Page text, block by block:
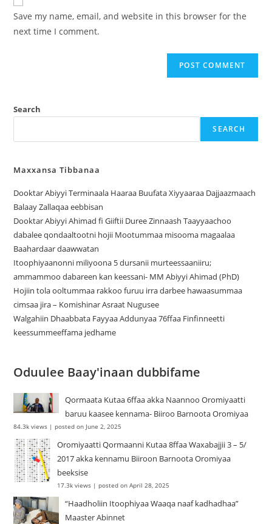
Save my name, email, and website in this browser for the
next time I comment.
Search
SEARCH
Maxxansa Tibbanaa
Dooktar Abiyyi Terminaala Haaraa Buufata Xiyyaaraa Dajjaazmaach
Balaay Zallaqaa eebbisan
Dooktar Abiyyi Ahimad fi Giiftii Duree Zinnaash Taayyaachoo
dabalee qondaaltootni hojii Mootummaa misooma magaalaa
Baahardaar daawwatan
Itoophiyaanonni miliyoona 5 dursanii murteessaaniiru;
ammammoo dabareen kan keessani- MM Abiyyi Ahimad (PhD)
Hojiin tola ooltummaa rakkoo furuu irra darbee hawaasummaa
cimsaa jira – Komishinar Asraat Nugusee
Walgahiin Dhaabbata Fayyaa Addunyaa 76ffaa Finfinneetti
keessummeeffama jedhame
Oduulee Baay'inaan dubbifame
Qormaata Kutaa 6ffaa akka Naannoo Oromiyaatti
baruu kaasee kennama- Biiroo Barnoota Oromiyaa
84.3k views |posted on June 2, 2025
Oromiyaatti Qormaanni Kutaa 8ffaa Waxabajjii 3 – 5/
2017 akka kennamu Biiroon Barnoota Oromiyaa
beeksise
17.3k views |posted on April 28, 2025
“Haadholiin Itoophiyaa Waaqa naaf kadhadhaa”
Maaster Abinnet